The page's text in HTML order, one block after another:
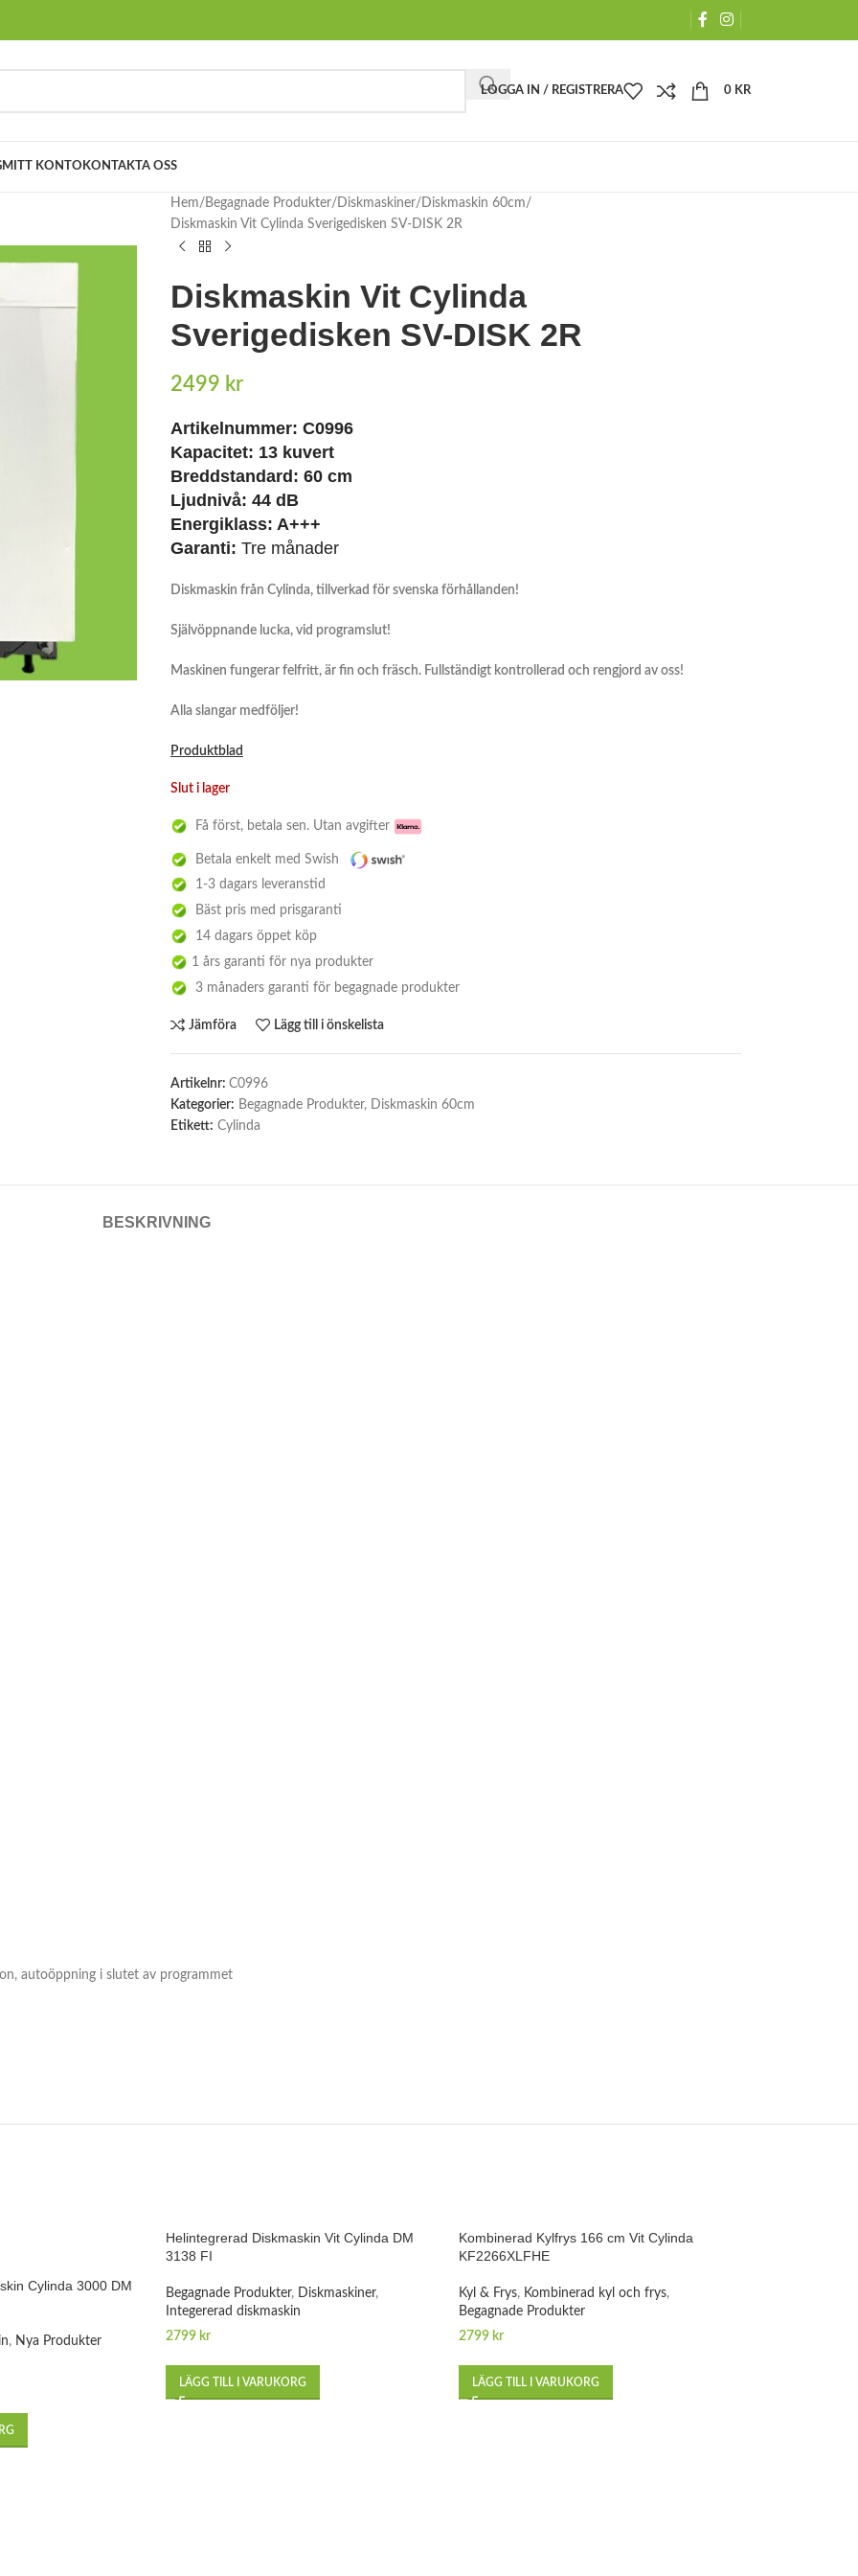
LOGGA IN / REGISTRERA 0 KR
MITT KONTO KONTAKTA OSS
Hem Begagnade Produkter Diskmaskiner Diskmaskin 60cm
Diskmaskin Vit Cylinda Sverigedisken SV-DISK 2R
Diskmaskin Vit Cylinda
Sverigedisken SV-DISK 2R
2499 kr
Artikelnummer: C0996
Kapacitet: 13 kuvert
Breddstandard: 60 cm
Ljudnivå: 44 dB
Energiklass: A+++
Garanti: Tre månader
Diskmaskin från Cylinda, tillverkad för svenska förhållanden!
Självöppnande lucka, vid programslut!
Maskinen fungerar felfritt, är fin och fräsch. Fullständigt kontrollerad och rengjord av oss!
Alla slangar medföljer!
Produktblad
Slut i lager
Få först, betala sen. Utan avgifter
Betala enkelt med Swish
1-3 dagars leveranstid
Bäst pris med prisgaranti
14 dagars öppet köp
1 års garanti för nya produkter
3 månaders garanti för begagnade produkter
Jämföra Lägg till i önskelista
Artikelnr: C0996
Kategorier: Begagnade Produkter, Diskmaskin 60cm
Etikett: Cylinda
BESKRIVNING
autoöppning i slutet av programmet
Cylinda 3000 DM
, Nya Produkter
Helintegrerad Diskmaskin Vit Cylinda DM
3138 FI
Begagnade Produkter, Diskmaskiner,
Integererad diskmaskin
2799 kr
LÄGG TILL I VARUKORG
Kombinerad Kylfrys 166 cm Vit Cylinda
KF2266XLFHE
Kyl & Frys, Kombinerad kyl och frys,
Begagnade Produkter
2799 kr
LÄGG TILL I VARUKORG